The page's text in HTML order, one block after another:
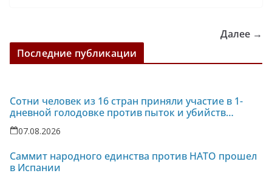
Далее →
Последние публикации
Сотни человек из 16 стран приняли участие в 1-
дневной голодовке против пыток и убийств
политзаключенных на Украине
07.08.2026
Саммит народного единства против НАТО прошел
в Испании